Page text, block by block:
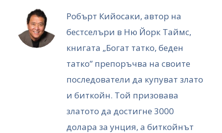
Робърт Кийосаки, автор на
бестселъри в Ню Йорк Таймс,
книгата „Богат татко, беден
татко” препоръчва на своите
последователи да купуват злато
и биткойн. Той призовава
златото да достигне 3000
долара за унция, а биткойнът